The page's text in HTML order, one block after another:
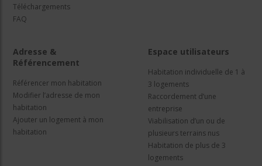
Téléchargements
FAQ
Adresse &
Référencement
Référencer mon habitation
Modifier l’adresse de mon
habitation
Ajouter un logement à mon
habitation
Espace utilisateurs
Habitation individuelle de 1 à
3 logements
Raccordement d’une
entreprise
Viabilisation d’un ou de
plusieurs terrains nus
Habitation de plus de 3
logements